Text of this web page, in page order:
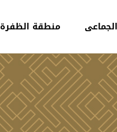
منطقة الظفرة